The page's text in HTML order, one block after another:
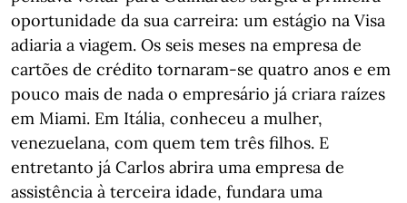
oportunidade da sua carreira: um estágio na Visa
adiaria a viagem. Os seis meses na empresa de
cartões de crédito tornaram-se quatro anos e em
pouco mais de nada o empresário já criara raízes
em Miami. Em Itália, conheceu a mulher,
venezuelana, com quem tem três filhos. E
entretanto já Carlos abrira uma empresa de
assistência à terceira idade, fundara uma